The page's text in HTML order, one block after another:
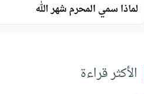
لماذا سمي المحرم شهر الله
الأكثر قراءة